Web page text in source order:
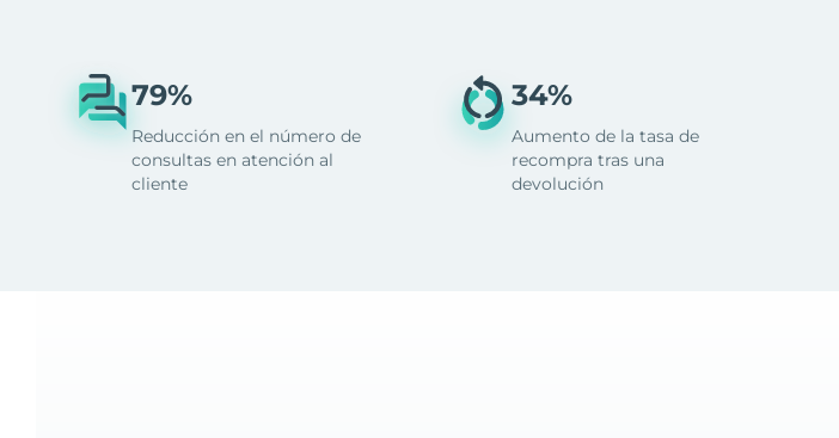
79%
Reducción en el número de
consultas en atención al
cliente
34%
Aumento de la tasa de
recompra tras una
devolución